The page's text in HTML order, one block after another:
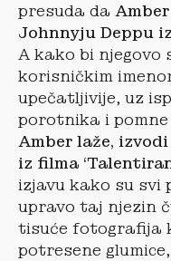
presuda da
Johnnyju Deppu
A kako bi njegovo
korisničkim
upečatljivije, uz
porotnika i
Amber laže,
iz filma
izjavu kako su svi
upravo taj njezin
tisuće fotografija
potresene